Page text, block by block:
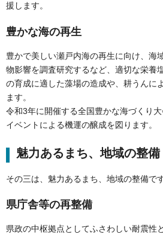
援します。
豊かな海の再生
豊かで美しい瀬戸内海の再生に向け、海
物影響を調査研究するなど、適切な栄養
の育成に適した藻場の造成や、耕うんに
ます。
令和3年に開催する全国豊かな海づくり
イベントによる機運の醸成を図ります。
魅力あるまち、地域の整備
その三は、魅力あるまち、地域の整備です
県庁舎等の再整備
県政の中枢拠点としてふさわしい耐震性